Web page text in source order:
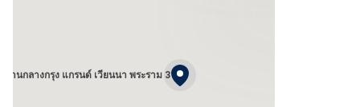
บ้านกลางกรุง แกรนด์ เวียนนา พระราม 3